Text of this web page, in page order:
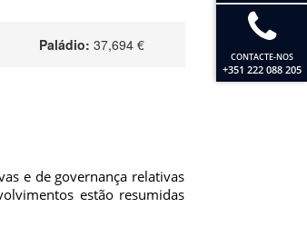
CONTACTE-NOS
+351 222 088 205
e de governança relativas
estão resumidas